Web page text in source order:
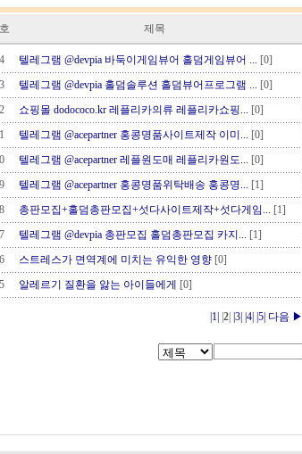
제목
텔레그램 @devpia 바둑이게임뷰어 홀덤게임뷰어 ... [0]
텔레그램 @devpia 홀덤솔루션 홀덤뷰어프로그램 ... [0]
쇼핑몰 dodococo.kr 레플리카의류 레플리카쇼핑... [0]
텔레그램 @acepartner 홍콩명품사이트제작 이미... [0]
텔레그램 @acepartner 레플원도매 레플리카원도... [0]
텔레그램 @acepartner 홍콩명품위탁배송 홍콩명... [1]
총판모집+홀덤총판모집+섯다사이트제작+섯다게임... [1]
텔레그램 @devpia 총판모집 홀덤총판모집 카지... [1]
스트레스가 면역계에 미치는 유익한 영향 [0]
알레르기 질환을 앓는 아이들에게 [0]
|1| 2 |3| |4| |5| 다음 ▶